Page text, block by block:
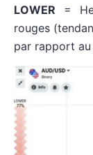
LOWER =
rouges
par rapport au